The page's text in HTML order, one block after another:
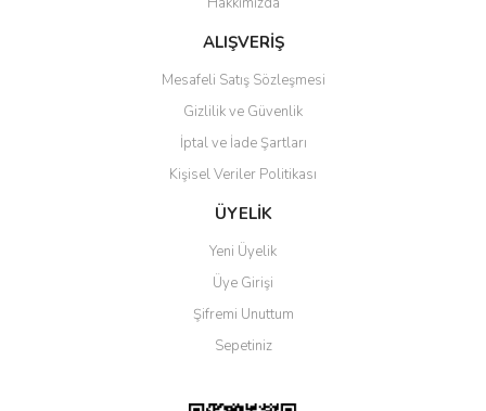
Ürün fiyatı diğer sitelerden daha pahalı.
Bu ürüne benzer farklı alternatifler olmalı.
Gönder
ALIŞVERİŞ
Mesafeli Satış Sözleşmesi
Gizlilik ve Güvenlik
İptal ve İade Şartları
Kişisel Veriler Politikası
ÜYELİK
Yeni Üyelik
Üye Girişi
Şifremi Unuttum
Sepetiniz